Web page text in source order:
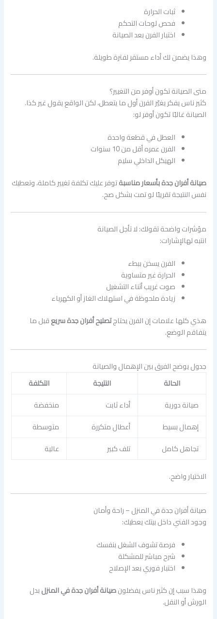
ثبات الحرارة
فحص لوحات التحكم
اختبار الفرن بعد الصيانة
وهذا يضمن لك أداء مستقر لفترة طويلة.
متى الصيانة تكون أوفر من التغيير؟
كثير ناس يفكر يغيّر الفرن أول ما يتعطل، لكن الواقع يقول غير كذا.
الصيانة غالبًا تكون أوفر لو:
العطل في قطعة واحدة
الفرن عمره أقل من 10 سنوات
الهيكل الداخلي سليم
صيانة أفران جدة بأسعار مناسبةتوفر عليك تكلفة تغيير كاملة، وتعطيك
نفس النتيجة تقريبًا لو تمت بشكل صح.
مؤشرات واضحة تقولك: لا تأجل الصيانة
انتبه لهالإشارات:
الفرن يسخن ببطء
الحرارة غير متساوية
صوت غريب أثناء التشغيل
زيادة ملحوظة في استهلاك الغاز أو الكهرباء
هذي كلها علامات إن الفرن يحتاجتصليح أفران جدة سريعقبل ما
يتفاقم الوضع.
جدول يوضح الفرق بين الإهمال والصيانة
الحالة
النتيجة
التكلفة
صيانة دورية
أداء ثابت
منخفضة
إهمال بسيط
أعطال متكررة
متوسطة
تجاهل كامل
تلف كبير عالية
الاختيار واضح.
صيانة أفران جدة في المنزل – راحة وأمان
وجود الفني داخل بيتك يعطيك:
فرصة تشوف الشغل بنفسك
شرح مباشر للمشكلة
اختبار فوري بعد الإصلاح
وهذا سبب إن كثير ناس يفضلونصيانة أفران جدة في المنزلبدل
الورش أو النقل.